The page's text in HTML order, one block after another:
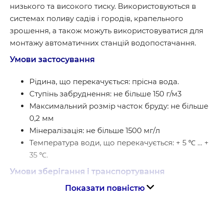
низького та високого тиску. Використовуються в
системах поливу садів і городів, крапельного
зрошення, а також можуть використовуватися для
монтажу автоматичних станцій водопостачання.
Умови застосування
Рідина, що перекачується: прісна вода.
Ступінь забруднення: не більше 150 г/м3
Максимальний розмір часток бруду: не більше
0,2 мм
Мінералізація: не більше 1500 мг/л
Температура води, що перекачується: + 5 ℃ … +
35 ℃.
Умови зберігання і транспортування
Вологість навколишнього повітря: <90%
Показати повністю